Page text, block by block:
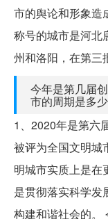
市的舆论和形象造
称号的城市是河北
州和洛阳，在第三
今年是第几届
市的周期是多
1、2020年是第六
被评为全国文明城
明城市实质上是在
是贯彻落实科学发
构建和谐社会的。